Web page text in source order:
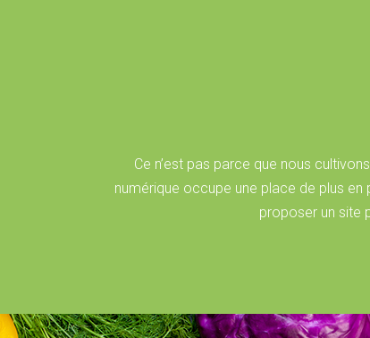
Ce n’est pas parce que nous
numérique occupe une place de plus
proposer un site